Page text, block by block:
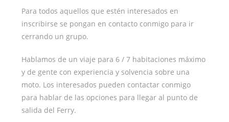
Para todos aquellos que estén interesados en
inscribirse se pongan en contacto conmigo para ir
cerrando un grupo.
Hablamos de un viaje para 6 / 7 habitaciones máximo
y de gente con experiencia y solvencia sobre una
moto. Los interesados pueden contactar conmigo
para hablar de las opciones para llegar al punto de
salida del Ferry.